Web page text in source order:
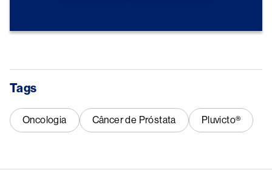
Tags
Oncologia Câncer de Próstata Pluvicto®